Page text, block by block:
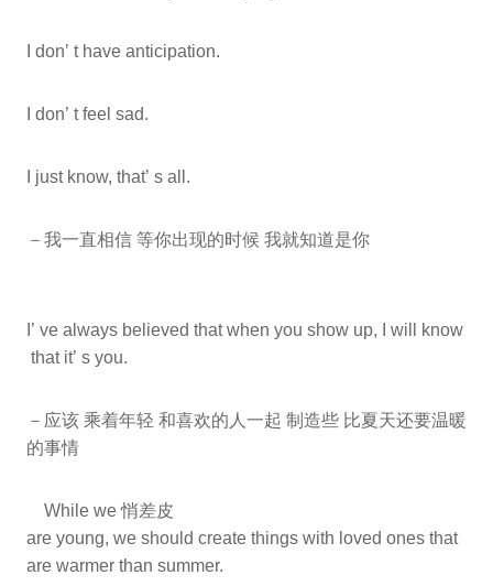
I don’ t have anticipation.
I don’ t feel sad.
I just know, that’ s all.
－我一直相信 等你出现的时候 我就知道是你
I’ ve always believed that when you show up, I will know
that it’ s you.
－应该 乘着年轻 和喜欢的人一起 制造些 比夏天还要温暖
的事情
While we 悄差皮
are young, we should create things with loved ones that
are warmer than summer.